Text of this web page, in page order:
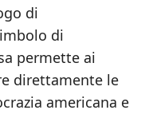
di
di
permette ai
direttamente le
americana e